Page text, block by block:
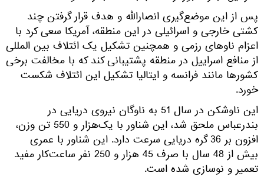
پس از این موضع‌گیری انصارالله و هدف قرار گرفتن چند
کشتی خارجی و اسرائیلی در این منطقه، آمریکا سعی کرد با
اعزام ناوهای رزمی و همچنین تشکیل یک ائتلاف بین المللی
از منافع اسراییل در منطقه پشتیبانی کند که با مخالفت برخی
کشورها مانند فرانسه و ایتالیا تشکیل این ائتلاف شکست
خورد.
این ناوشکن در سال 51 به ناوگان نیروی دریایی در
بندرعباس ملحق شد، این شناور با یک‌هزار و 550 تن وزن،
افزون بر 36 گره دریایی سرعت دارد. این شناور با عمری
بیش از 48 سال با صرف 45 هزار و 250 نفر ساعت‌کار مفید
تعمیر و نوسازی شده است.